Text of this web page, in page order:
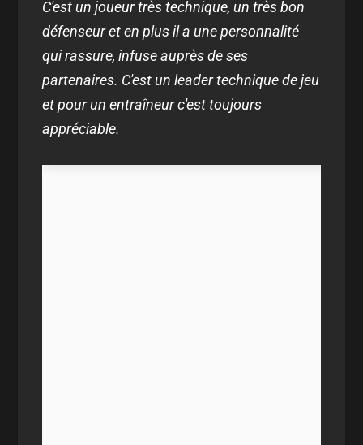
C'est un joueur très technique, un très bon
défenseur et en plus il a une personnalité
qui rassure, infuse auprès de ses
partenaires. C'est un leader technique de jeu
et pour un entraîneur c'est toujours
appréciable.